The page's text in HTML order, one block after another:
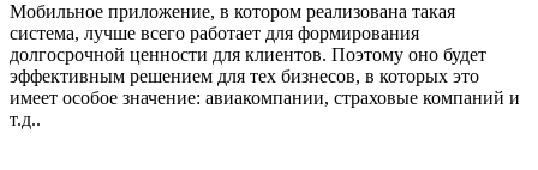
Мобильное приложение, в котором реализована такая
система, лучше всего работает для формирования
долгосрочной ценности для клиентов. Поэтому оно будет
эффективным решением для тех бизнесов, в которых это
имеет особое значение: авиакомпании, страховые компаний и
т.д..